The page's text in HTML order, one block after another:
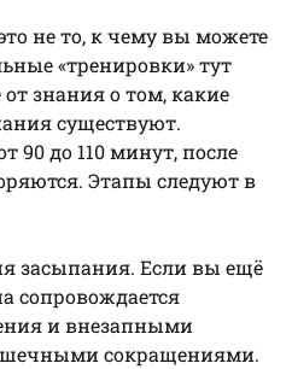
не то, к чему вы можете
«тренировки» тут
знания о том, какие
существуют.
90 до 110 минут, после
Этапы следуют в
засыпания. Если вы ещё
сопровождается
и внезапными
сокращениями.